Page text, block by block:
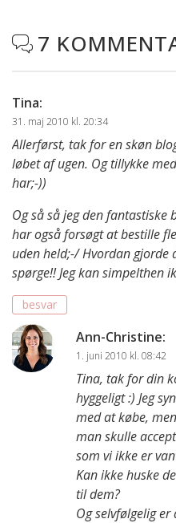
 7
Tina:
31. maj 2010 kl. 20:34
Allerførst, tak for en skøn
løbet af ugen. Og tillykke
har;-))
Og så så jeg den fantastiske
har også forsøgt at bestille
uden held;-/ Hvordan gjorde
spørge!! Jeg kan simpelthen
besvar
Ann-Christine:
1. juni 2010 kl. 08:42
Tina, tak for din
hyggeligt :) Jeg
med at købe,
man skulle
som vi ikke er
Kan ikke huske
til dem?
Og selvfølgelig